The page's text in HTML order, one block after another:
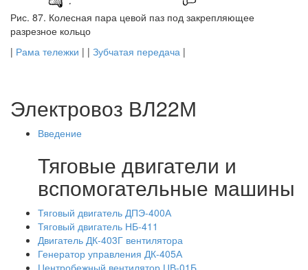
Рис. 87. Колесная пара цевой паз под закрепляющее
разрезное кольцо
| Рама тележки | | Зубчатая передача |
Электровоз ВЛ22М
Введение
Тяговые двигатели и
вспомогательные машины
Тяговый двигатель ДПЭ-400А
Тяговый двигатель НБ-411
Двигатель ДК-403Г вентилятора
Генератор управления ДК-405А
Центробежный вентилятор ЦВ-01Б